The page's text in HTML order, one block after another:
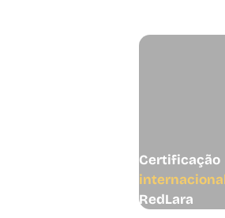
Certificação
RedLara